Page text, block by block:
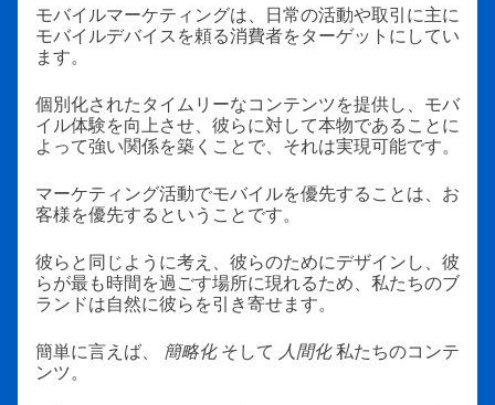
モバイルマーケティングは、日常の活動や取引に主に
モバイルデバイスを頼る消費者をターゲットにしてい
ます。
個別化されたタイムリーなコンテンツを提供し、モバ
イル体験を向上させ、彼らに対して本物であることに
よって強い関係を築くことで、それは実現可能です。
マーケティング活動でモバイルを優先することは、お
客様を優先するということです。
彼らと同じように考え、彼らのためにデザインし、彼
らが最も時間を過ごす場所に現れるため、私たちのブ
ランドは自然に彼らを引き寄せます。
簡単に言えば、 簡略化そして 人間化私たちのコンテ
ンツ。